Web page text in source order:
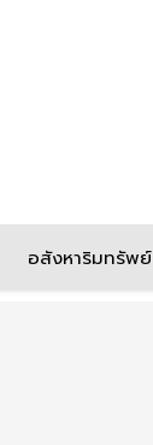
อสังหาริมทรัพย์